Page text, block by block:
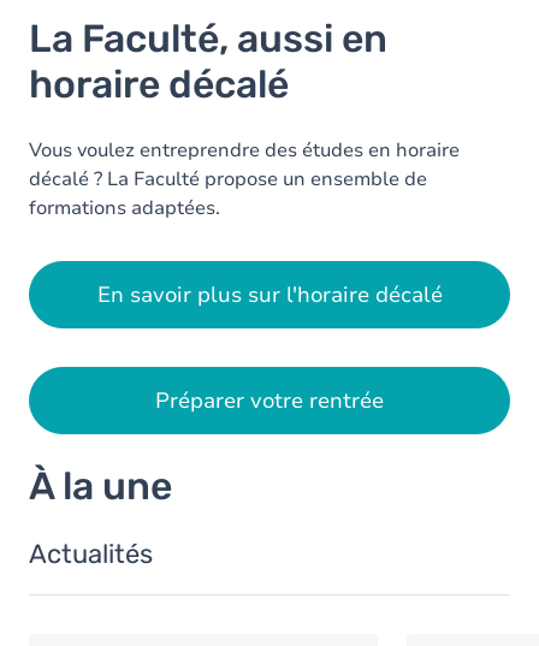
La Faculté, aussi en
horaire décalé
Vous voulez entreprendre des études en horaire
décalé ? La Faculté propose un ensemble de
formations adaptées.
En savoir plus sur l'horaire décalé
Préparer votre rentrée
À la une
Actualités